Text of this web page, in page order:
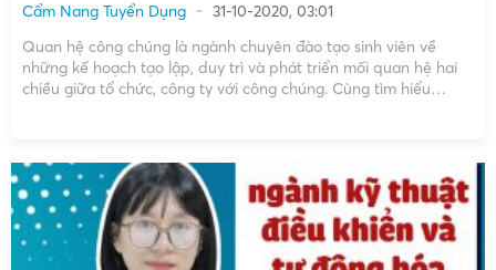
Cẩm Nang Tuyển Dụng
31-10-2020, 03:01
Quan hệ công chúng là ngành chuyên đào tạo sinh viên về
những kế hoạch tạo lập, duy trì và phát triển mối quan hệ hai
chiều giữa tổ chức, công ty với công chúng. Cùng tìm hiểu